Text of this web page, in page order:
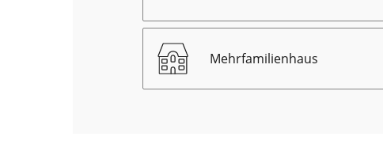
Mehrfamilienhaus